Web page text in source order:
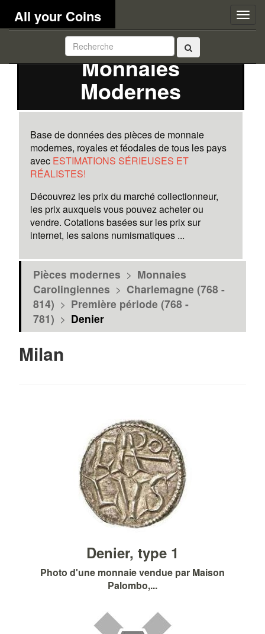
All your Coins
Monnaies
Modernes
Base de données des pièces de monnaie
modernes, royales et féodales de tous les pays
avec ESTIMATIONS SÉRIEUSES ET
RÉALISTES!
Découvrez les prix du marché collectionneur,
les prix auxquels vous pouvez acheter ou
vendre. Cotations basées sur les prix sur
internet, les salons numismatiques ...
Pièces modernes > Monnaies
Carolingiennes > Charlemagne (768 -
814) > Première période (768 -
781) > Denier
Milan
Denier, type 1
Photo d'une monnaie vendue par Maison
Palombo,...